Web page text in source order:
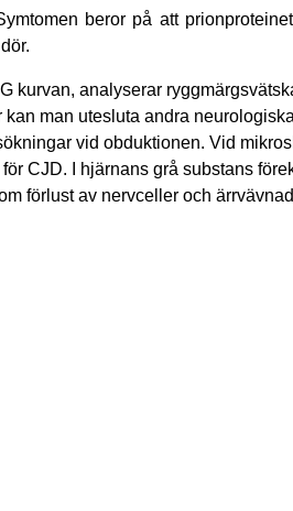
beror på att
kurvan, analyserar
man utesluta andra
vid obduktionen. Vid
CJD. I hjärnans grå substans
förlust av nervceller och